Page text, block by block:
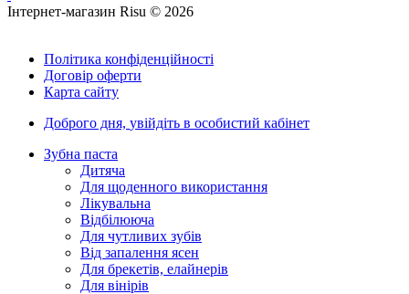
Інтернет-магазин Risu © 2026
Політика конфіденційності
Договір оферти
Карта сайту
Доброго дня, увійдіть в особистий кабінет
Зубна паста
Дитяча
Для щоденного використання
Лікувальна
Відбілююча
Для чутливих зубів
Від запалення ясен
Для брекетів, елайнерів
Для вінірів